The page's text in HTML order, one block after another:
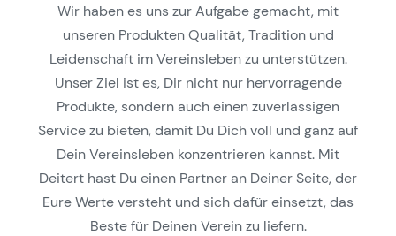
Wir haben es uns zur Aufgabe gemacht, mit
unseren Produkten Qualität, Tradition und
Leidenschaft im Vereinsleben zu unterstützen.
Unser Ziel ist es, Dir nicht nur hervorragende
Produkte, sondern auch einen zuverlässigen
Service zu bieten, damit Du Dich voll und ganz auf
Dein Vereinsleben konzentrieren kannst. Mit
Deitert hast Du einen Partner an Deiner Seite, der
Eure Werte versteht und sich dafür einsetzt, das
Beste für Deinen Verein zu liefern.